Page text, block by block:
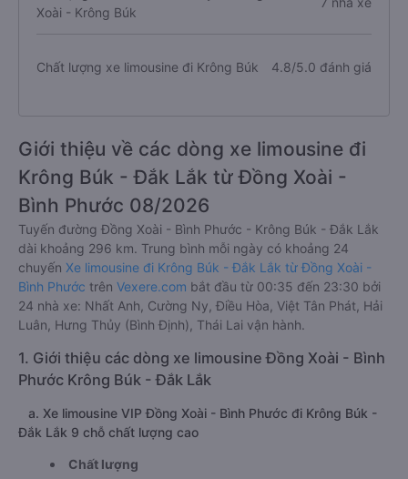
Xoài - Krông Búk
Chất lượng xe limousine đi Krông Búk 4.8/5.0 đánh giá
Giới thiệu về các dòng xe limousine đi
Krông Búk - Đắk Lắk từ Đồng Xoài -
Bình Phước 08/2026
Tuyến đường Đồng Xoài - Bình Phước - Krông Búk - Đắk Lắk
dài khoảng 296 km. Trung bình mỗi ngày có khoảng 24
chuyến Xe limousine đi Krông Búk - Đắk Lắk từ Đồng Xoài -
Bình Phước trên Vexere.com bắt đầu từ 00:35 đến 23:30 bởi
24 nhà xe: Nhất Anh, Cường Ny, Điều Hòa, Việt Tân Phát, Hải
Luân, Hưng Thủy (Bình Định), Thái Lai vận hành.
1. Giới thiệu các dòng xe limousine Đồng Xoài - Bình
Phước Krông Búk - Đắk Lắk
a. Xe limousine VIP Đồng Xoài - Bình Phước đi Krông Búk -
Đắk Lắk 9 chỗ chất lượng cao
Chất lượng